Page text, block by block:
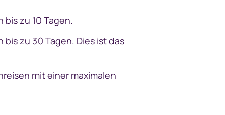
zu 10 Tagen.
zu 30 Tagen. Dies ist das
mit einer maximalen